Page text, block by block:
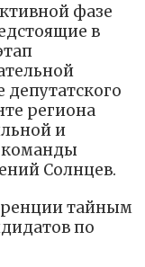
фазе
в
депутатского
региона
и
Солнцев.
тайным
по